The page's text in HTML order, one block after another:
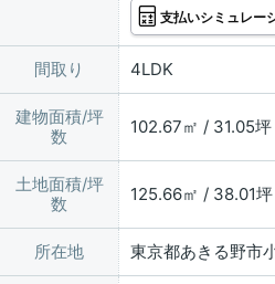
支払いシミュレー
間取り 4LDK
建物面積/坪
数
102.67㎡ / 31.05坪
土地面積/坪
数
125.66㎡ / 38.01坪
所在地 東京都あきる野市